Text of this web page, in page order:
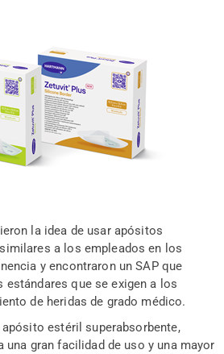
la idea de usar apósitos
a los empleados en los
y encontraron un SAP que
que se exigen a los
de heridas de grado médico.
estéril superabsorbente,
gran facilidad de uso y una mayor